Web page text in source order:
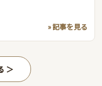
» 記事を見る